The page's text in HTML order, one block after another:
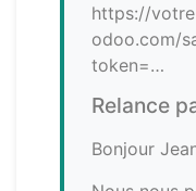
https://
odoo.com/
token=…
Relance
Bonjour